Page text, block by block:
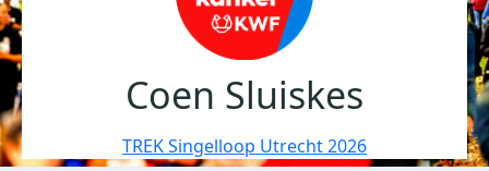
Coen Sluiskes
TREK Singelloop Utrecht 2026